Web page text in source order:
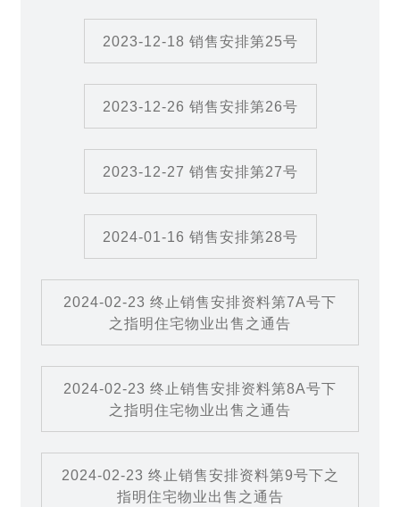
2023-12-18 销售安排第25号
2023-12-26 销售安排第26号
2023-12-27 销售安排第27号
2024-01-16 销售安排第28号
2024-02-23 终止销售安排资料第7A号下
之指明住宅物业出售之通告
2024-02-23 终止销售安排资料第8A号下
之指明住宅物业出售之通告
2024-02-23 终止销售安排资料第9号下之
指明住宅物业出售之通告